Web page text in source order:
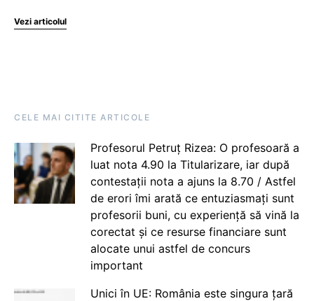
Vezi articolul
CELE MAI CITITE ARTICOLE
Profesorul Petruț Rizea: O profesoară a
luat nota 4.90 la Titularizare, iar după
contestații nota a ajuns la 8.70 / Astfel
de erori îmi arată ce entuziasmați sunt
profesorii buni, cu experiență să vină la
corectat și ce resurse financiare sunt
alocate unui astfel de concurs
important
Unici în UE: România este singura țară